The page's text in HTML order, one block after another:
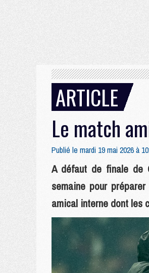
ARTICLE
Le match
Publié le mardi 19 mai 2026 à
A défaut de finale de
semaine pour
amical interne dont les